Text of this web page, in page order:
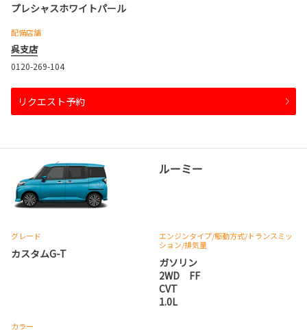
プレシャスホワイトパール
配備店舗
呉支店
0120-269-104
リクエスト予約
ルーミー
グレード
カスタムG-T
エンジンタイプ/駆動方式/トランスミッ
ション/排気量
ガソリン
2WD FF
CVT
1.0L
カラー